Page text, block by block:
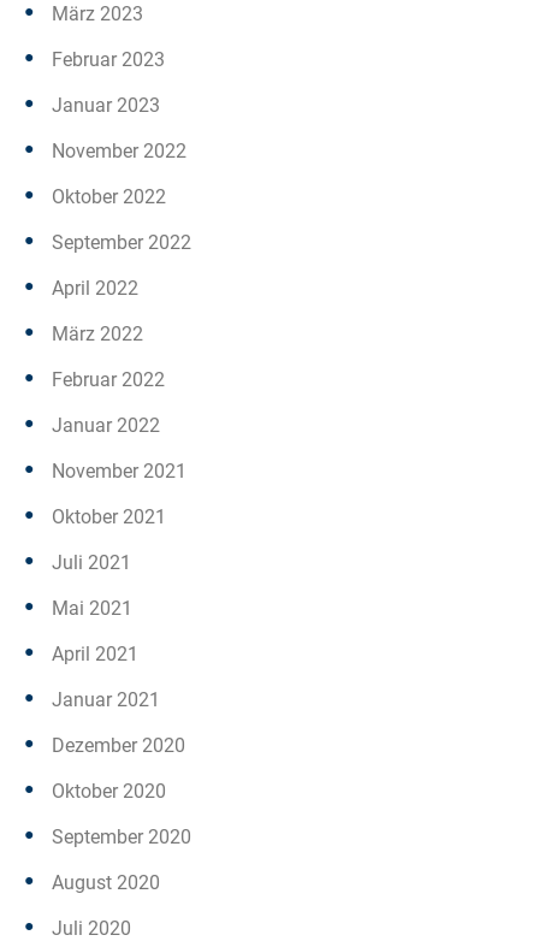
März 2023
Februar 2023
Januar 2023
November 2022
Oktober 2022
September 2022
April 2022
März 2022
Februar 2022
Januar 2022
November 2021
Oktober 2021
Juli 2021
Mai 2021
April 2021
Januar 2021
Dezember 2020
Oktober 2020
September 2020
August 2020
Juli 2020